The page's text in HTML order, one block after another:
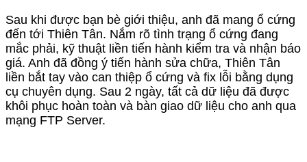
Sau khi được bạn bè giới thiệu, anh đã mang ổ cứng
đến tới Thiên Tân. Nắm rõ tình trạng ổ cứng đang
mắc phải, kỹ thuật liền tiến hành kiểm tra và nhận báo
giá. Anh đã đồng ý tiến hành sửa chữa, Thiên Tân
liền bắt tay vào can thiệp ổ cứng và fix lỗi bằng dụng
cụ chuyên dụng. Sau 2 ngày, tất cả dữ liệu đã được
khôi phục hoàn toàn và bàn giao dữ liệu cho anh qua
mạng FTP Server.